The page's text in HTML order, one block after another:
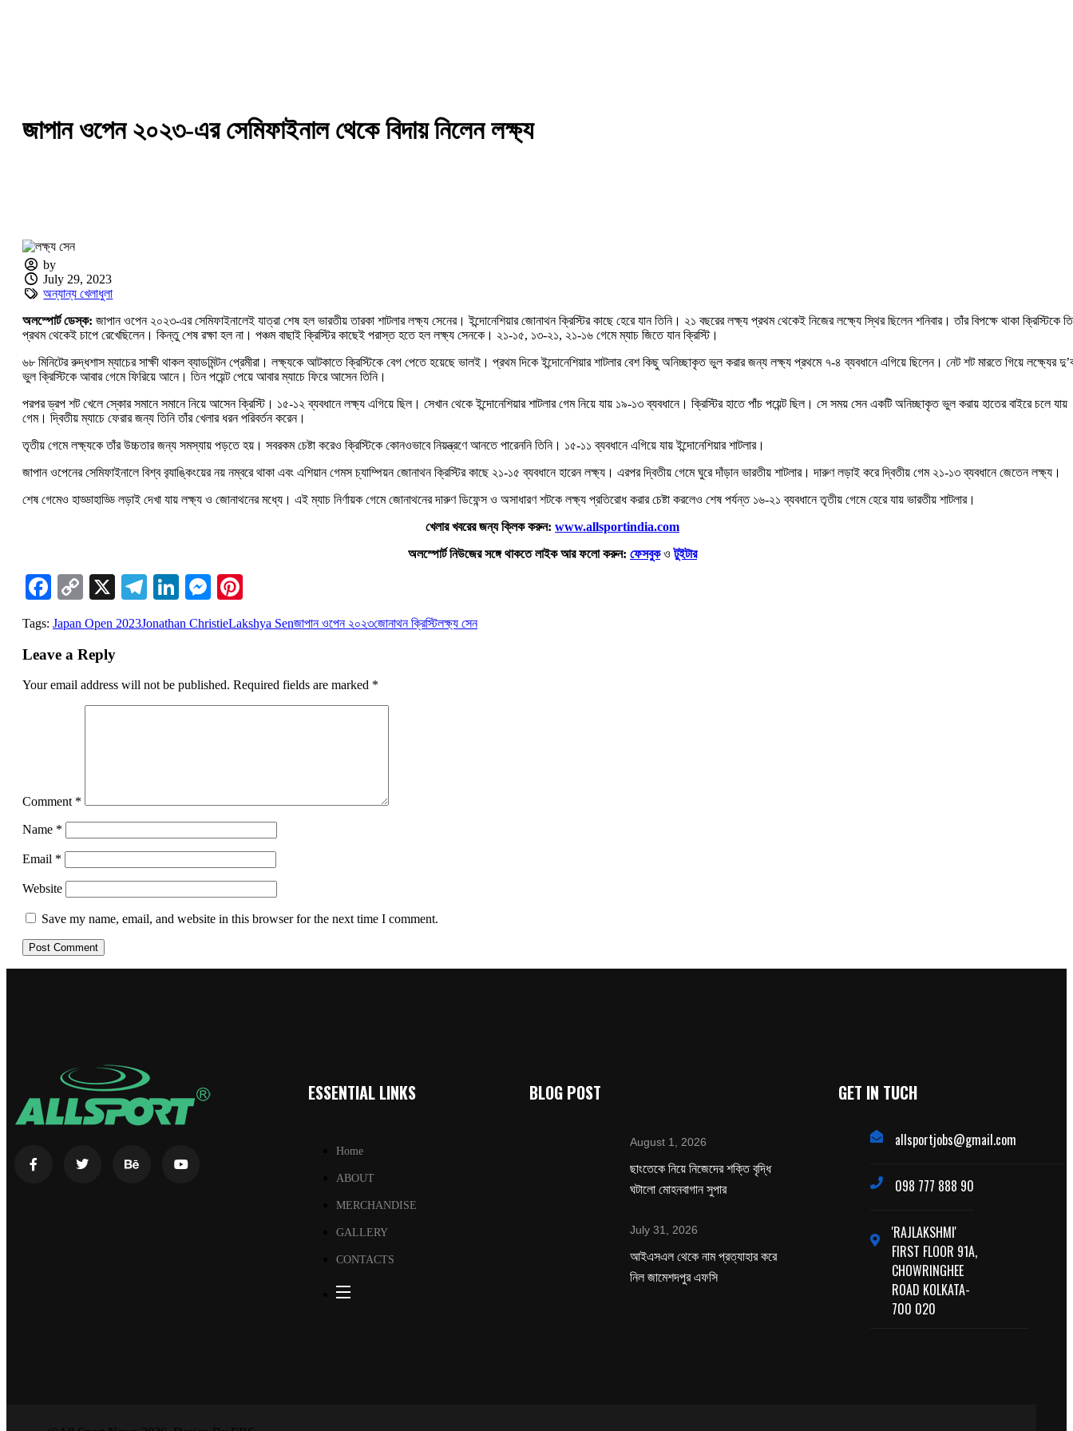
জাপান ওপেন ২০২৩-এর সেমিফাইনাল থেকে বিদায় নিলেন লক্ষ্য
by
July 29, 2023
অন্যান্য খেলাধুলা
অলস্পোর্ট ডেস্ক: জাপান ওপেন ২০২৩-এর সেমিফাইনালেই যাত্রা শেষ হল ভারতীয় তারকা শাটলার লক্ষ্য সেনের। ইন্দোনেশিয়ার জোনাথন ক্রিস্টির কাছে হেরে যান তিনি। ২১ বছরের লক্ষ্য প্রথম থেকেই নিজের লক্ষ্যে স্থির ছিলেন শনিবার। তাঁর বিপক্ষে থাকা ক্রিস্টিকে
প্রথম থেকেই চাপে রেখেছিলেন। কিন্তু শেষ রক্ষা হল না। পঞ্চম বাছাই ক্রিস্টির কাছেই পরাস্ত হতে হল লক্ষ্য সেনকে। ২১-১৫, ১৩-২১, ২১-১৬ গেমে ম্যাচ জিতে যান ক্রিস্টি।
৬৮ মিনিটের রুদ্ধশাস ম্যাচের সাক্ষী থাকল ব্যাডমিন্টন প্রেমীরা। লক্ষ্যকে আটকাতে ক্রিস্টিকে বেগ পেতে হয়েছে ভালই। প্রথম দিকে ইন্দোনেশিয়ার শাটলার বেশ কিছু অনিচ্ছাকৃত ভুল করার জন্য লক্ষ্য প্রথমে ৭-৪ ব্যবধানে এগিয়ে ছিলেন। নেট শট মারতে গিয়ে লক্ষ্যের
ভুল ক্রিস্টিকে আবার গেমে ফিরিয়ে আনে। তিন পয়েন্ট পেয়ে আবার ম্যাচে ফিরে আসেন তিনি।
পরপর ড্রপ শট খেলে স্কোর সমানে সমানে নিয়ে আসেন ক্রিস্টি। ১৫-১২ ব্যবধানে লক্ষ্য এগিয়ে ছিল। সেখান থেকে ইন্দোনেশিয়ার শাটলার গেম নিয়ে যায় ১৯-১৩ ব্যবধানে। ক্রিস্টির হাতে পাঁচ পয়েন্ট ছিল। সে সময় সেন একটি অনিচ্ছাকৃত ভুল করায় হাতের বাইরে চলে যায়
গেম। দ্বিতীয় ম্যাচে ফেরার জন্য তিনি তাঁর খেলার ধরন পরিবর্তন করেন।
তৃতীয় গেমে লক্ষ্যকে তাঁর উচ্চতার জন্য সমস্যায় পড়তে হয়। সবরকম চেষ্টা করেও ক্রিস্টিকে কোনওভাবে নিয়ন্ত্রণে আনতে পারেননি তিনি। ১৫-১১ ব্যবধানে এগিয়ে যায় ইন্দোনেশিয়ার শাটলার।
জাপান ওপেনের সেমিফাইনালে বিশ্ব ব়্যাঙ্কিংয়ের নয় নম্বরে থাকা এবং এশিয়ান গেমস চ্যাম্পিয়ন জোনাথন ক্রিস্টির কাছে ২১-১৫ ব্যবধানে হারেন লক্ষ্য। এরপর দ্বিতীয় গেমে ঘুরে দাঁড়ান ভারতীয় শাটলার। দারুণ লড়াই করে দ্বিতীয় গেম ২১-১৩ ব্যবধানে জেতেন লক্ষ্য।
শেষ গেমেও হাড্ডাহাড্ডি লড়াই দেখা যায় লক্ষ্য ও জোনাথনের মধ্যে। এই ম্যাচ নির্ণায়ক গেমে জোনাথনের দারুণ ডিফেন্স ও অসাধারণ শটকে লক্ষ্য প্রতিরোধ করার চেষ্টা করলেও শেষ পর্যন্ত ১৬-২১ ব্যবধানে তৃতীয় গেমে হেরে যায় ভারতীয় শাটলার।
খেলার খবরের জন্য ক্লিক করুন: www.allsportindia.com
অলস্পোর্ট নিউজের সঙ্গে থাকতে লাইক আর ফলো করুন: ফেসবুকওটুইটার
Facebook
Copy
Link
X Telegram
LinkedIn
Messenger
Tags: Japan Open 2023Jonathan ChristieLakshya Senজাপান ওপেন ২০২৩জোনাথন ক্রিস্টিলক্ষ্য সেন
Leave a Reply
Your email address will not be published. Required fields are marked *
Comment *
Name *
Email *
Website
Save my name, email, and website in this browser for the next time I comment.
ESSENTIAL LINKS
Home
ABOUT
MERCHANDISE
GALLERY
CONTACTS
BLOG POST
August 1, 2026
ছাংতেকে নিয়ে নিজেদের শক্তি বৃদ্ধি
ঘটালো মোহনবাগান সুপার
July 31, 2026
‌আইএসএল থেকে নাম প্রত্যাহার করে
নিল জামেশদপুর এফসি
GET IN TUCH
allsportjobs@gmail.com
098 777 888 90
'RAJLAKSHMI'
FIRST FLOOR 91A,
CHOWRINGHEE
ROAD KOLKATA-
700 020